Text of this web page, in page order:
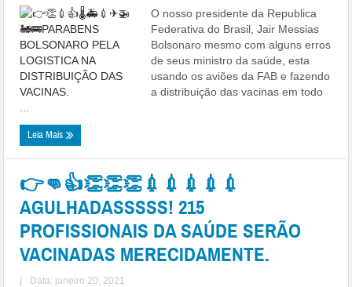
O nosso presidente da Republica
Federativa do Brasil, Jair Messias
Bolsonaro mesmo com alguns erros
de seus ministro da saúde, esta
usando os aviões da FAB e fazendo
a distribuição das vacinas em todo
Leia Mais
👉👊👍👏👏👏💉💉💉💉💉
AGULHADASSSSS! 215
PROFISSIONAIS DA SAÚDE SERÃO
VACINADAS MERECIDAMENTE.
Data: janeiro 20, 2021